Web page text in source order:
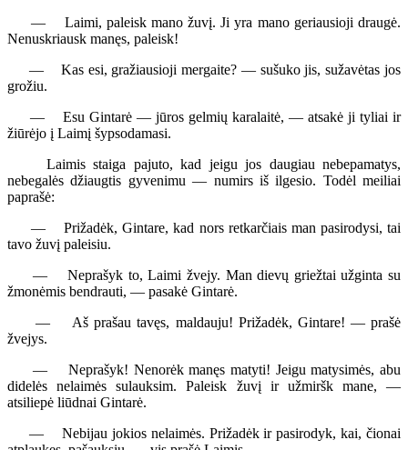
— Laimi, paleisk mano žuvį. Ji yra mano geriausioji draugė.
Nenuskriausk manęs, paleisk!
— Kas esi, gražiausioji mergaite? — sušuko jis, sužavėtas jos
grožiu.
— Esu Gintarė — jūros gelmių karalaitė, — atsakė ji tyliai ir
žiūrėjo į Laimį šypsodamasi.
Laimis staiga pajuto, kad jeigu jos daugiau nebepamatys,
nebegalės džiaugtis gyvenimu — numirs iš ilgesio. Todėl meiliai
paprašė:
— Prižadėk, Gintare, kad nors retkarčiais man pasirodysi, tai
tavo žuvį paleisiu.
— Neprašyk to, Laimi žvejy. Man dievų griežtai užginta su
žmonėmis bendrauti, — pasakė Gintarė.
— Aš prašau tavęs, maldauju! Prižadėk, Gintare! — prašė
žvejys.
— Neprašyk! Nenorėk manęs matyti! Jeigu matysimės, abu
didelės nelaimės sulauksim. Paleisk žuvį ir užmiršk mane, —
atsiliepė liūdnai Gintarė.
— Nebijau jokios nelaimės. Prižadėk ir pasirodyk, kai, čionai